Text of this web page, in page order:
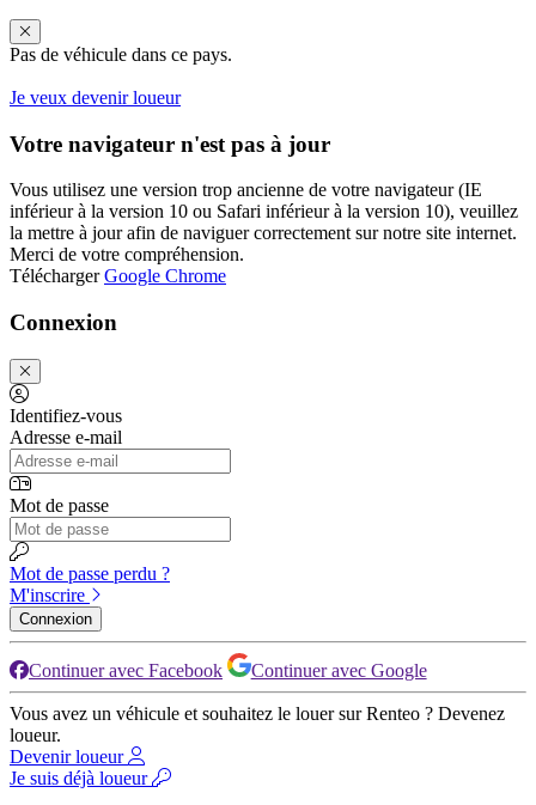
Pas de véhicule dans ce pays.
Je veux devenir loueur
Votre navigateur n'est pas à jour
Vous utilisez une version trop ancienne de votre navigateur (IE
inférieur à la version 10 ou Safari inférieur à la version 10), veuillez
la mettre à jour afin de naviguer correctement sur notre site internet.
Merci de votre compréhension.
TéléchargerGoogle Chrome
Connexion
Identifiez-vous
Adresse e-mail
Mot de passe
Mot de passe perdu ?
M'inscrire
Connexion
Continuer avec Facebook Continuer avec Google
Vous avez un véhicule et souhaitez le louer sur Renteo ? Devenez
loueur.
Devenir loueur
Je suis déjà loueur